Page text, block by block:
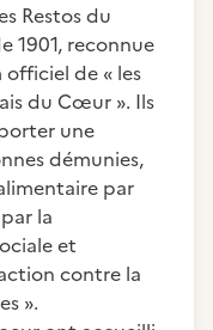
Restos du
1901, reconnue
de « les
du Cœur ». Ils
une
démunies,
par
la
et
contre la
».